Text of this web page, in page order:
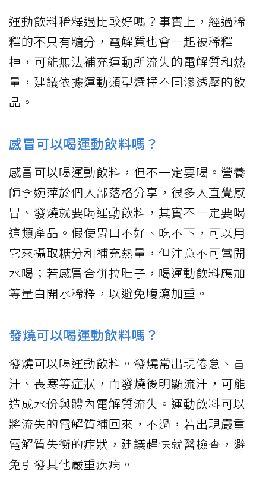
運動飲料稀釋過比較好嗎？事實上，經過稀
釋的不只有糖分，電解質也會一起被稀釋
掉，可能無法補充運動所流失的電解質和熱
量，建議依據運動類型選擇不同滲透壓的飲
品。
感冒可以喝運動飲料嗎？
感冒可以喝運動飲料，但不一定要喝。營養
師李婉萍於個人部落格分享，很多人直覺感
冒、發燒就要喝運動飲料，其實不一定要喝
這類產品。假使胃口不好、吃不下，可以用
它來攝取糖分和補充熱量，但注意不可當開
水喝；若感冒合併拉肚子，喝運動飲料應加
等量白開水稀釋，以避免腹瀉加重。
發燒可以喝運動飲料嗎？
發燒可以喝運動飲料。發燒常出現倦怠、冒
汗、畏寒等症狀，而發燒後明顯流汗，可能
造成水份與體內電解質流失。運動飲料可以
將流失的電解質補回來，不過，若出現嚴重
電解質失衡的症狀，建議趕快就醫檢查，避
免引發其他嚴重疾病。